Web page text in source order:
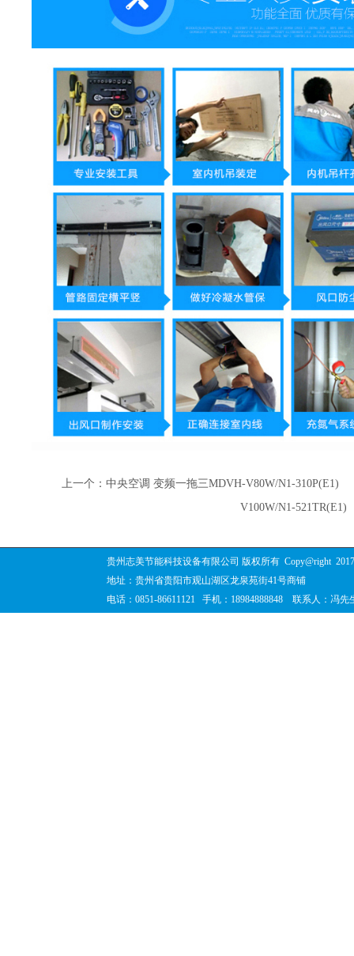
上一个：中央空调 变频一拖三MDVH-V80W/N1-310P(E1)
V100W/N1-521TR(E1)
贵州志美节能科技设备有限公司 版权所有 Copy@right
地址：贵州省贵阳市观山湖区龙泉苑街41号商铺
电话：0851-86611121 手机：18984888848 联系人：冯先